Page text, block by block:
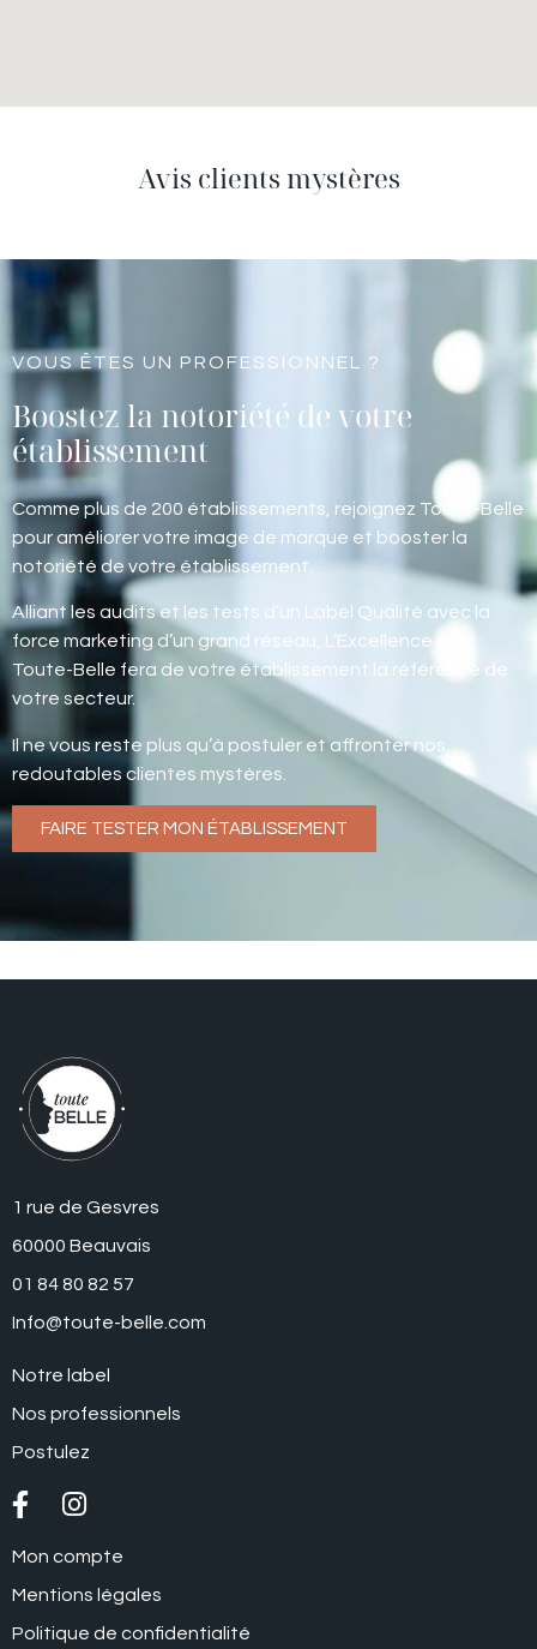
Avis clients mystères
VOUS ÊTES UN PROFESSIONNEL ?
Boostez la notoriété de votre
établissement
Comme plus de 200 établissements, rejoignez Toute-Belle
pour améliorer votre image de marque et booster la
notoriété de votre établissement.
Alliant les audits et les tests d’un Label Qualité avec la
force marketing d’un grand réseau, L’Excellence par
Toute-Belle fera de votre établissement la référence de
votre secteur.
Il ne vous reste plus qu’à postuler et affronter nos
redoutables clientes mystères.
FAIRE TESTER MON ÉTABLISSEMENT
1 rue de Gesvres
60000 Beauvais
01 84 80 82 57
Info@toute-belle.com
Notre label
Nos professionnels
Postulez
Mon compte
Mentions légales
Politique de confidentialité